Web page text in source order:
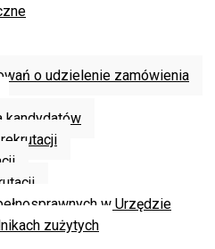
o udzielenie zamówienia
kandydatów
w Urzędzie
zużytych